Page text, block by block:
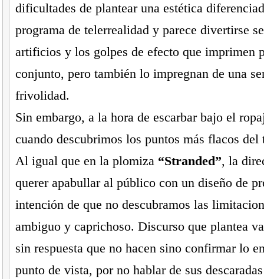
dificultades de plantear una estética
programa de telerrealidad y parece divertirse
artificios y los golpes de efecto que imprimen
conjunto, pero también lo impregnan de una
frivolidad.
Sin embargo, a la hora de escarbar bajo el
cuando descubrimos los puntos más flacos del
Al igual que en la plomiza “Stranded”, la
querer apabullar al público con un diseño de
intención de que no descubramos las
ambiguo y caprichoso. Discurso que plantea
sin respuesta que no hacen sino confirmar lo
punto de vista, por no hablar de sus